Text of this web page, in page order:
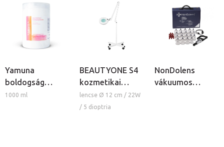
Yamuna
boldogság
masszázskrém
1000 ml
BEAUTYONE S4
kozmetikai
lámpa nagyítóval
és állvánnyal
lencse Ø 12 cm / 22W
/ 5 dioptria
NonDolens
vákuumos